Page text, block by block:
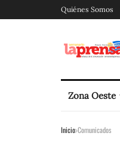
Quiénes Somos
Zona Oeste
Inicio Comunicados